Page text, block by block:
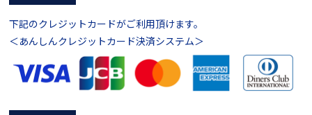
下記のクレジットカードがご利用頂けます。
＜あんしんクレジットカード決済システム＞